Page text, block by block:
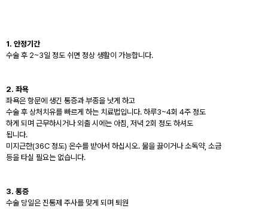
1. 안정기간
수술 후 2~3일 정도 쉬면 정상 생활이 가능합니다.
2. 좌욕
좌욕은 항문에 생긴 통증과 부종을 낫게 하고
수술 후 상처치유를 빠르게 하는 치료법입니다. 하루3~4회 4주 정도
하게 되며 근무하시거나 외출 시에는 아침, 저녁 2회 정도 하셔도
됩니다.
미지근한(36C 정도) 온수를 받아서 하십시오. 물을 끓이거나 소독약, 소금
등을 타실 필요는 없습니다.
3. 통증
수술 당일은 진통제 주사를 맞게 되며 퇴원